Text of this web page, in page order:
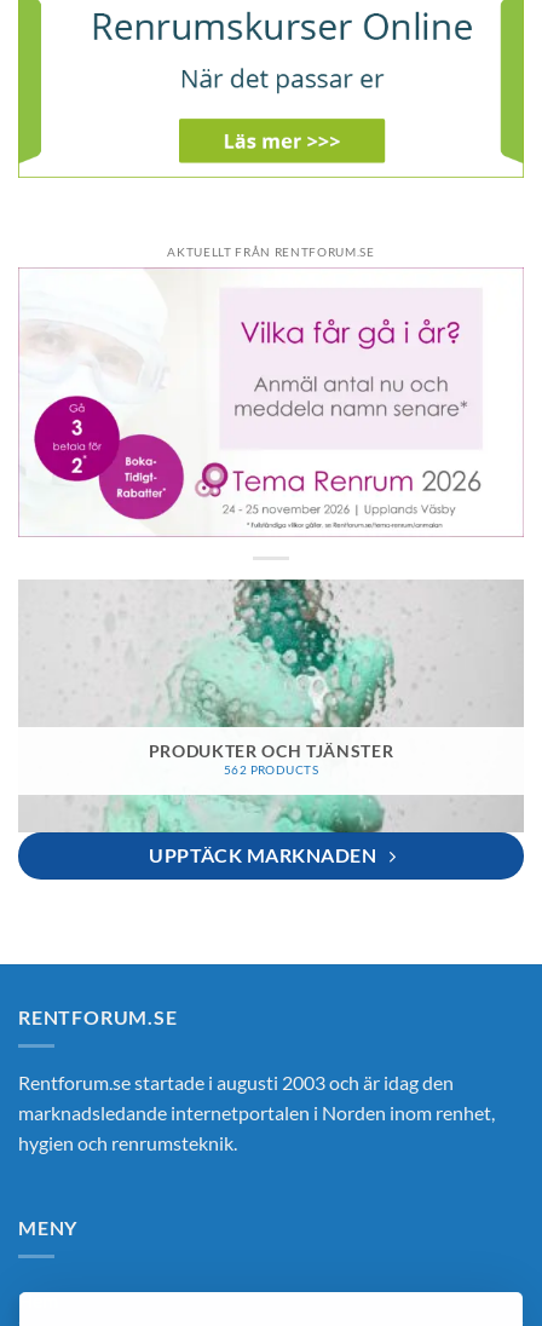
AKTUELLT FRÅN RENTFORUM.SE
PRODUKTER OCH TJÄNSTER
562 PRODUCTS
UPPTÄCK MARKNADEN
RENTFORUM.SE
Rentforum.se startade i augusti 2003 och är idag den
marknadsledande internetportalen i Norden inom renhet,
hygien och renrumsteknik.
MENY
Hem